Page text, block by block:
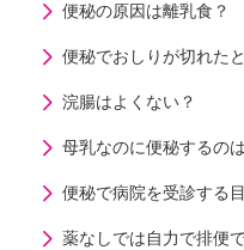
便秘の原因は離乳食？
便秘でおしりが切れた
浣腸はよくない？
母乳なのに便秘するの
便秘で病院を受診する
薬なしでは自力で排便